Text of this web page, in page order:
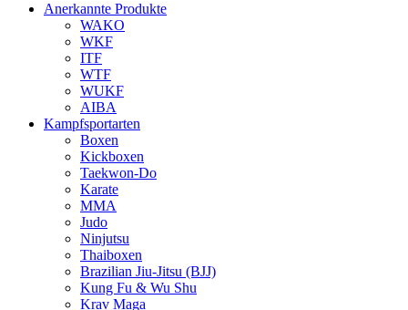
Anerkannte Produkte
WAKO
WKF
ITF
WTF
WUKF
AIBA
Kampfsportarten
Boxen
Kickboxen
Taekwon-Do
Karate
MMA
Judo
Ninjutsu
Thaiboxen
Brazilian Jiu-Jitsu (BJJ)
Kung Fu & Wu Shu
Krav Maga